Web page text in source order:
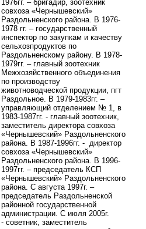
1976гг. – бригадир, зоотехник
совхоза «Чернышевский»
Раздольненского района. В 1976-
1978 гг. – государственный
инспектор по закупкам и качеству
сельхозпродуктов по
Раздольненскому району. В 1978-
1979гг. – главный зоотехник
Межхозяйственного объединения
по производству
животноводческой продукции, пгт
Раздольное. В 1979-1983гг. –
управляющий отделением № 1, в
1983-1987гг. - главный зоотехник,
заместитель директора совхоза
«Чернышевский» Раздольненского
района. В 1987-1996гг. - директор
совхоза «Чернышевский»
Раздольненского района. В 1996-
1997гг. – председатель КСП
«Чернышевский» Раздольненского
района. С августа 1997г. –
председатель Раздольненской
районной государственной
администрации. С июля 2005г.
- советник, заместитель